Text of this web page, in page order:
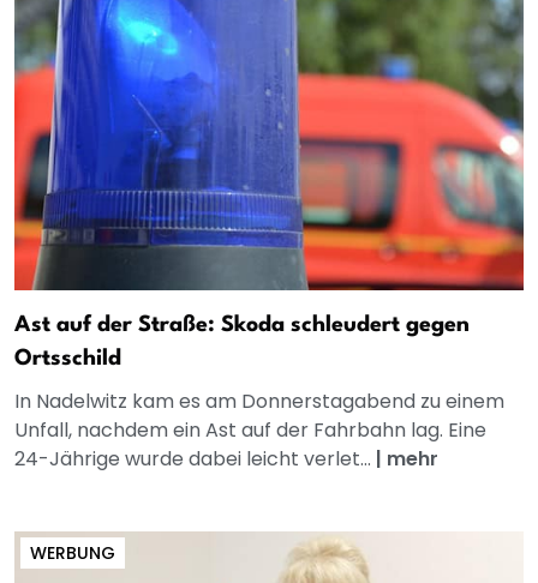
Ast auf der Straße: Skoda schleudert gegen
Ortsschild
In Nadelwitz kam es am Donnerstagabend zu einem
Unfall, nachdem ein Ast auf der Fahrbahn lag. Eine
24-Jährige wurde dabei leicht verlet... | mehr
WERBUNG